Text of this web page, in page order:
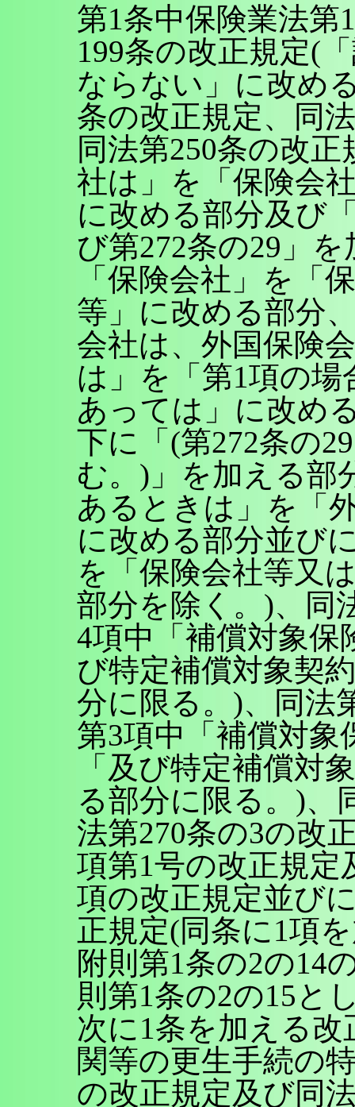
第1条中保険業法第
199条の改正規定(
ならない」に改め
条の改正規定、同
同法第250条の改
社は」を「保険会
に改める部分及び
び第272条の29」
「保険会社」を「
等」に改める部分
会社は、外国保険
は」を「第1項の
あっては」に改め
下に「(第272条の
む。)」を加える部
あるときは」を「
に改める部分並び
を「保険会社等又
部分を除く。)、同
4項中「補償対象保
び特定補償対象契
分に限る。)、同法
第3項中「補償対象
「及び特定補償対
る部分に限る。)、
法第270条の3の改
項第1号の改正規定
項の改正規定並び
正規定(同条に1項
附則第1条の2の14
則第1条の2の15と
次に1条を加える
関等の更生手続の
の改正規定及び同